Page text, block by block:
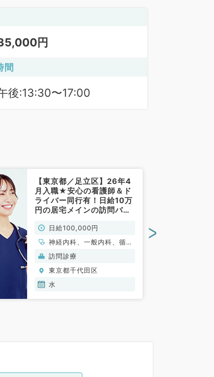
円
間
後:13:30〜17:00
【東京都／足立区】26年4
月入職★安心の看護師＆ド
ライバー同行有！日給10万
円の居宅メインの訪問バイ
（内科系／非常勤）
日給100,000円
神経内科、一般内科、循環
器内科、呼吸器内科、消化
器内科、内分泌・代謝内
科、腎臓内科、老年内科、
血液内科、膠原病科
訪問診療
東京都千代田区
水
>